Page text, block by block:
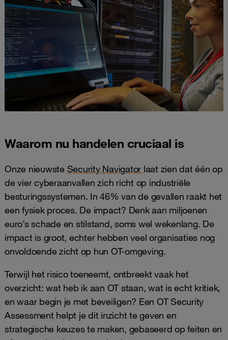
Waarom nu handelen cruciaal is
Onze nieuwste Security Navigator laat zien dat één op
de vier cyberaanvallen zich richt op industriële
besturingssystemen. In 46% van de gevallen raakt het
een fysiek proces. De impact? Denk aan miljoenen
euro’s schade en stilstand, soms wel wekenlang. De
impact is groot, echter hebben veel organisaties nog
onvoldoende zicht op hun OT-omgeving.
Terwijl het risico toeneemt, ontbreekt vaak het
overzicht: wat heb ik aan OT staan, wat is echt kritiek,
en waar begin je met beveiligen? Een OT Security
Assessment helpt je dit inzicht te geven en
strategische keuzes te maken, gebaseerd op feiten en